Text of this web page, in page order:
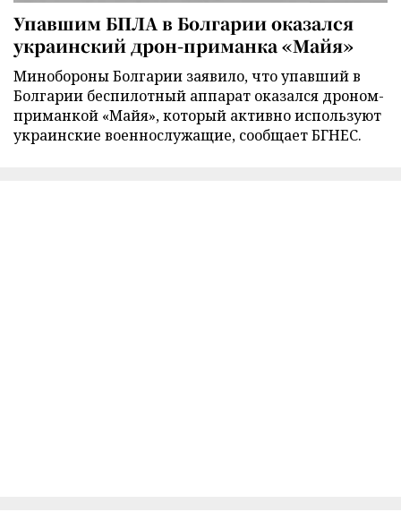
Упавшим БПЛА в Болгарии оказался
украинский дрон-приманка «Майя»
Минобороны Болгарии заявило, что упавший в
Болгарии беспилотный аппарат оказался дроном-
приманкой «Майя», который активно используют
украинские военнослужащие, сообщает БГНЕС.